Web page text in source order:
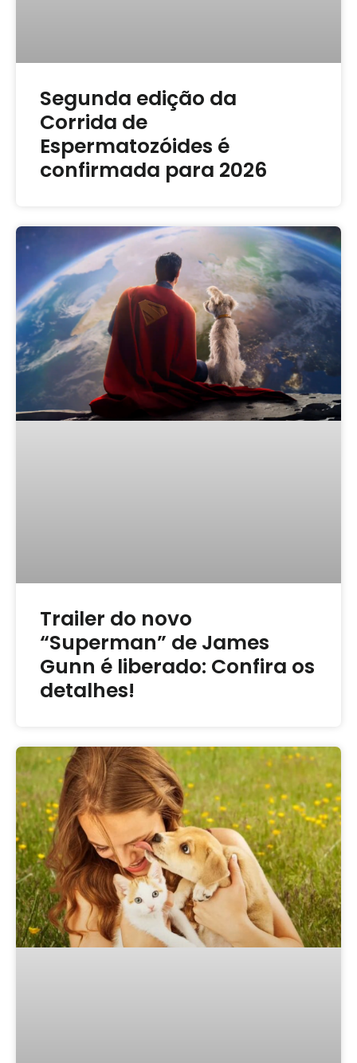
Segunda edição da
Corrida de
Espermatozóides é
confirmada para 2026
Trailer do novo
“Superman” de James
Gunn é liberado: Confira os
detalhes!